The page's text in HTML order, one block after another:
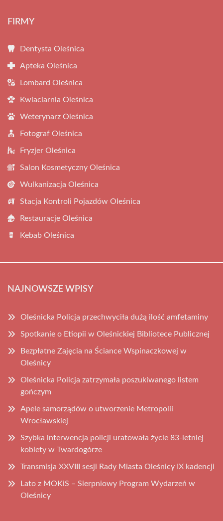
FIRMY
Dentysta Oleśnica
Apteka Oleśnica
Lombard Oleśnica
Kwiaciarnia Oleśnica
Weterynarz Oleśnica
Fotograf Oleśnica
Fryzjer Oleśnica
Salon Kosmetyczny Oleśnica
Wulkanizacja Oleśnica
Stacja Kontroli Pojazdów Oleśnica
Restauracje Oleśnica
Kebab Oleśnica
NAJNOWSZE WPISY
Oleśnicka Policja przechwyciła dużą ilość amfetaminy
Spotkanie o Etiopii w Oleśnickiej Bibliotece Publicznej
Bezpłatne Zajęcia na Ściance Wspinaczkowej w
Oleśnicy
Oleśnicka Policja zatrzymała poszukiwanego listem
gończym
Apele samorządów o utworzenie Metropolii
Wrocławskiej
Szybka interwencja policji uratowała życie 83-letniej
kobiety w Twardogórze
Transmisja XXVIII sesji Rady Miasta Oleśnicy IX kadencji
Lato z MOKiS – Sierpniowy Program Wydarzeń w
Oleśnicy